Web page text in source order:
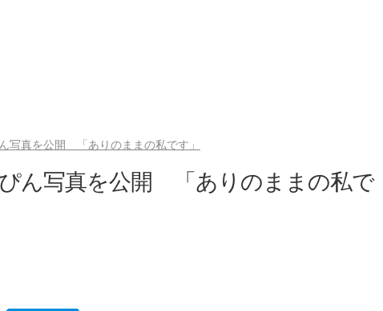
写真を公開 「ありのままの私です」
ぴん写真を公開 「ありのままの私で